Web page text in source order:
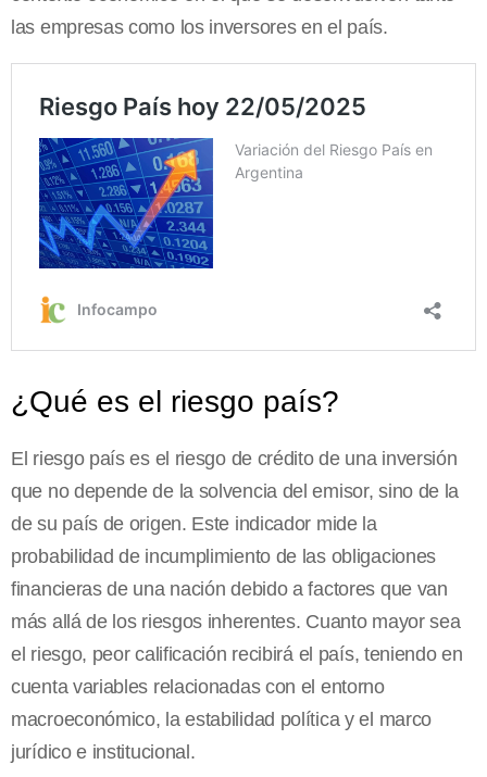
las empresas como los inversores en el país.
¿Qué es el riesgo país?
El riesgo país es el riesgo de crédito de una inversión
que no depende de la solvencia del emisor, sino de la
de su país de origen. Este indicador mide la
probabilidad de incumplimiento de las obligaciones
financieras de una nación debido a factores que van
más allá de los riesgos inherentes. Cuanto mayor sea
el riesgo, peor calificación recibirá el país, teniendo en
cuenta variables relacionadas con el entorno
macroeconómico, la estabilidad política y el marco
jurídico e institucional.